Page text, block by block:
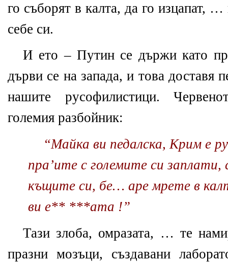
го съборят в калта, да го изцапат,
себе си.
И ето – Путин се държи като
дърви се на запада, и това доставя
нашите русофилистици.
големия разбойник:
“Майка ви педалска, Крим е
пра’ите с големите си заплати,
къщите си, бе… аре мрете в
ви е** ***ата !”
Тази злоба, омразата, … те
празни мозъци, създавани